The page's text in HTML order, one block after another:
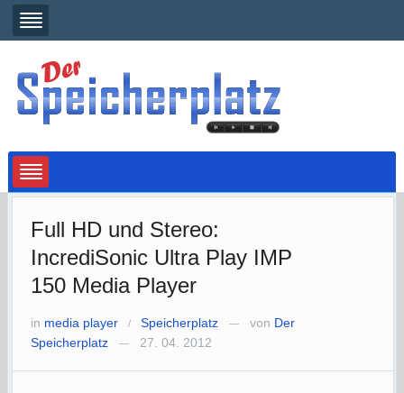
Full HD und Stereo:
IncrediSonic Ultra Play IMP
150 Media Player
in media player / Speicherplatz — von Der
Speicherplatz
— 27. 04. 2012